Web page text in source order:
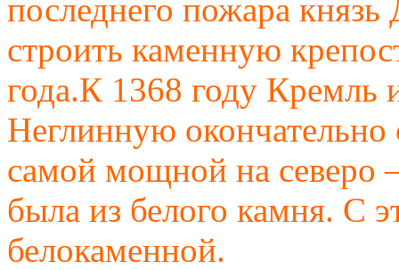
последнего пожара
строить каменную
года.К 1368 году Кремль
Неглинную
самой мощной на северо
была из белого камня. С
белокаменной.